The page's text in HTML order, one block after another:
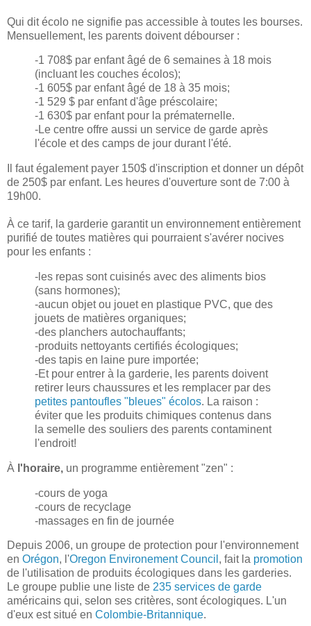
Qui dit écolo ne signifie pas accessible à toutes les bourses.
Mensuellement, les parents doivent débourser :
-1 708$ par enfant âgé de 6 semaines à 18 mois
(incluant les couches écolos);
-1 605$ par enfant âgé de 18 à 35 mois;
-1 529 $ par enfant d'âge préscolaire;
-1 630$ par enfant pour la prématernelle.
-Le centre offre aussi un service de garde après
l'école et des camps de jour durant l'été.
Il faut également payer 150$ d'inscription et donner un dépôt
de 250$ par enfant. Les heures d'ouverture sont de 7:00 à
19h00.
À ce tarif, la garderie garantit un environnement entièrement
purifié de toutes matières qui pourraient s'avérer nocives
pour les enfants :
-les repas sont cuisinés avec des aliments bios
(sans hormones);
-aucun objet ou jouet en plastique PVC, que des
jouets de matières organiques;
-des planchers autochauffants;
-produits nettoyants certifiés écologiques;
-des tapis en laine pure importée;
-Et pour entrer à la garderie, les parents doivent
retirer leurs chaussures et les remplacer par des
petites pantoufles "bleues" écolos. La raison :
éviter que les produits chimiques contenus dans
la semelle des souliers des parents contaminent
l'endroit!
À l'horaire, un programme entièrement "zen" :
-cours de yoga
-cours de recyclage
-massages en fin de journée
Depuis 2006, un groupe de protection pour l'environnement
en Orégon, l'Oregon Environement Council , fait la promotion
de l'utilisation de produits écologiques dans les garderies.
Le groupe publie une liste de 235 services de garde
américains qui, selon ses critères, sont écologiques. L'un
d'eux est situé en Colombie-Britannique.